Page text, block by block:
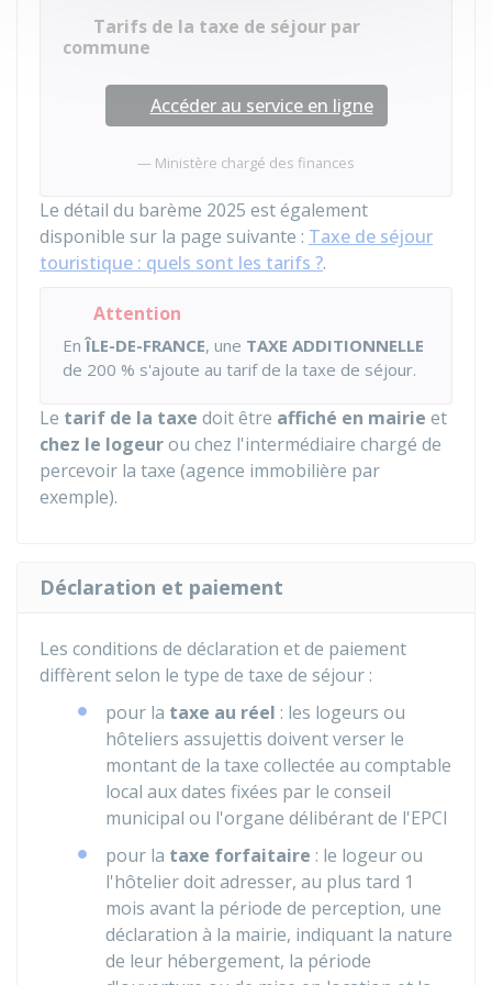
Tarifs de la taxe de séjour par
commune
Accéder au service en ligne
Ministère chargé des finances
Le détail du barème 2025 est également
disponible sur la page suivante : Taxe de séjour
touristique : quels sont les tarifs ?.
Attention
EnÎLE-DE-FRANCE, une TAXE ADDITIONNELLE
de 200 % s'ajoute au tarif de la taxe de séjour.
Le tarif de la taxe doit être affiché en mairie et
chez le logeurou chez l'intermédiaire chargé de
percevoir la taxe (agence immobilière par
exemple).
Déclaration et paiement
Les conditions de déclaration et de paiement
diffèrent selon le type de taxe de séjour :
pour la taxe au réel : les logeurs ou
hôteliers assujettis doivent verser le
montant de la taxe collectée au comptable
local aux dates fixées par le conseil
municipal ou l'organe délibérant de l'EPCI
pour la taxe forfaitaire : le logeur ou
l'hôtelier doit adresser, au plus tard 1
mois avant la période de perception, une
déclaration à la mairie, indiquant la nature
de leur hébergement, la période